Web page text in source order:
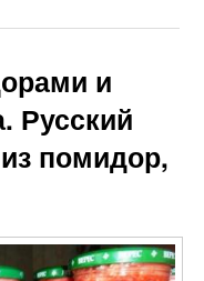
и
Русский
помидор,